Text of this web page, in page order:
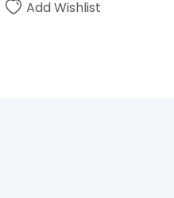
Add Wishlist